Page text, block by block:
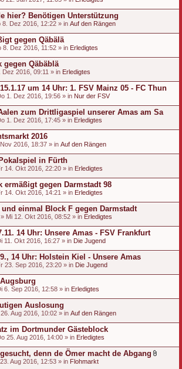
hier? Benötigen Unterstützung
8. Dez 2016, 12:22 » in Auf den Rängen
gegen Qäbälä
8. Dez 2016, 11:52 » in Erledigtes
gegen Qäbäblä
Dez 2016, 09:11 » in Erledigtes
um 14 Uhr: 1. FSV Mainz 05 - FC Thun
1. Dez 2016, 19:56 » in Nur der FSV
zum Drittligaspiel unserer Amas am Sa
1. Dez 2016, 17:45 » in Erledigtes
2016
2016, 18:37 » in Auf den Rängen
in Fürth
14. Okt 2016, 22:20 » in Erledigtes
ermäßigt gegen Darmstadt 98
14. Okt 2016, 14:21 » in Erledigtes
einmal Block F gegen Darmstadt
» Mi 12. Okt 2016, 08:52 » in Erledigtes
14 Uhr: Unsere Amas - FSV Frankfurt
11. Okt 2016, 16:27 » in Die Jugend
14 Uhr: Holstein Kiel - Unsere Amas
23. Sep 2016, 23:20 » in Die Jugend
6. Sep 2016, 12:58 » in Erledigtes
Auslosung
Aug 2016, 10:02 » in Auf den Rängen
im Dortmunder Gästeblock
25. Aug 2016, 14:00 » in Erledigtes
denn de Ömer macht de Abgang
Aug 2016, 12:53 » in Flohmarkt